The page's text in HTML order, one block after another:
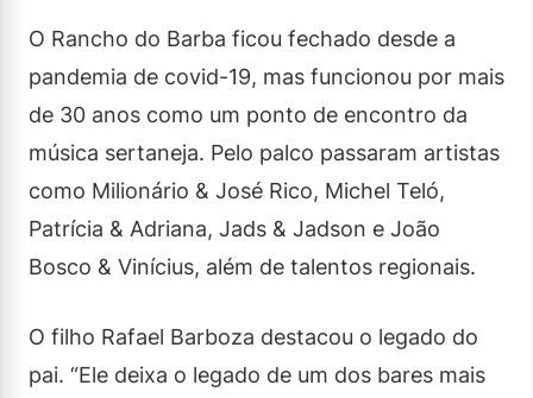
O Rancho do Barba ficou fechado desde a
pandemia de covid-19, mas funcionou por mais
de 30 anos como um ponto de encontro da
música sertaneja. Pelo palco passaram artistas
como Milionário & José Rico, Michel Teló,
Patrícia & Adriana, Jads & Jadson e João
Bosco & Vinícius, além de talentos regionais.
O filho Rafael Barboza destacou o legado do
pai. “Ele deixa o legado de um dos bares mais